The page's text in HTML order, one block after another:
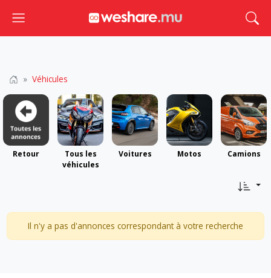
Toggle navigation
Véhicules
Retour
Tous les
véhicules
Voitures Motos Camions
Il n'y a pas d'annonces correspondant à votre recherche